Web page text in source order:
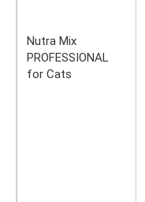
Nutra Mix
PROFESSIONAL
for Cats